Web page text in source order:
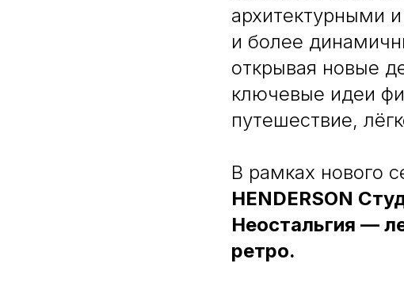
архитектурными
и более
открывая новые
ключевые идеи
путешествие,
В рамках нового
HENDERSON
Неостальгия —
ретро.